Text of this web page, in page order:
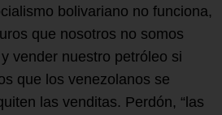
bolivariano no funciona,
que nosotros no somos
vender nuestro petróleo si
que los venezolanos se
las venditas. Perdón, “las